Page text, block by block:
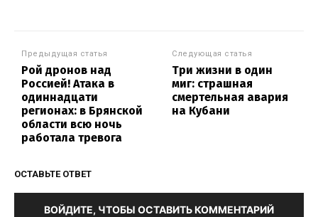
Предыдущая статья
Рой дронов над
Россией! Атака в
одиннадцати
регионах: в Брянской
области всю ночь
работала тревога
Следующая статья
Три жизни в один
миг: страшная
смертельная авария
на Кубани
ОСТАВЬТЕ ОТВЕТ
ВОЙДИТЕ, ЧТОБЫ ОСТАВИТЬ КОММЕНТАРИЙ